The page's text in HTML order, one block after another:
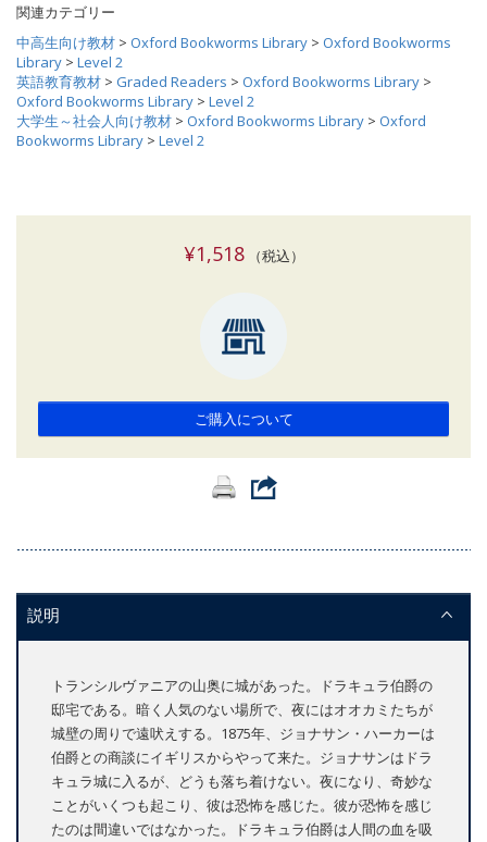
関連カテゴリー
中高生向け教材 > Oxford Bookworms Library > Oxford Bookworms
Library > Level 2
英語教育教材 > Graded Readers > Oxford Bookworms Library >
Oxford Bookworms Library > Level 2
大学生～社会人向け教材 > Oxford Bookworms Library > Oxford
Bookworms Library > Level 2
¥1,518（税込）
ご購入について
説明
トランシルヴァニアの山奥に城があった。ドラキュラ伯爵の
邸宅である。暗く人気のない場所で、夜にはオオカミたちが
城壁の周りで遠吠えする。1875年、ジョナサン・ハーカーは
伯爵との商談にイギリスからやって来た。ジョナサンはドラ
キュラ城に入るが、どうも落ち着けない。夜になり、奇妙な
ことがいくつも起こり、彼は恐怖を感じた。彼が恐怖を感じ
たのは間違いではなかった。ドラキュラ伯爵は人間の血を吸